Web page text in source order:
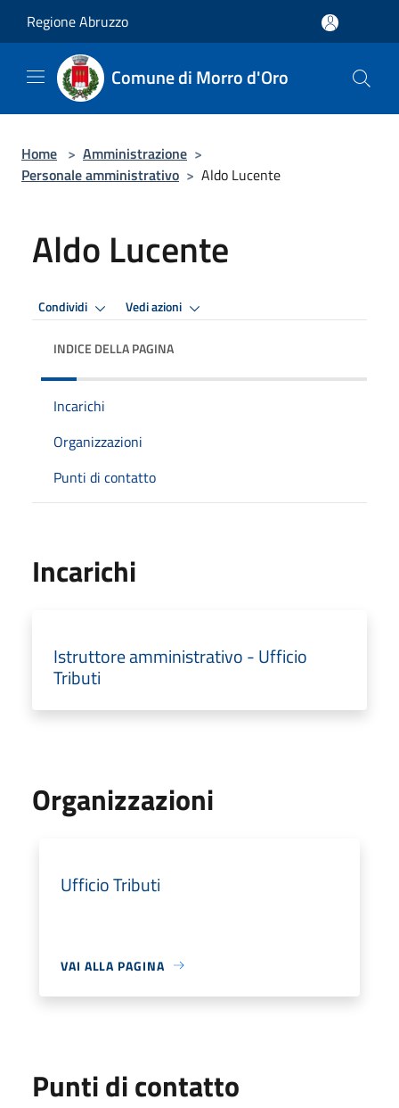
Regione Abruzzo
Comune di Morro d'Oro
Home > Amministrazione >
Personale amministrativo > Aldo Lucente
Aldo Lucente
Condividi Vedi azioni
INDICE DELLA PAGINA
Incarichi
Organizzazioni
Punti di contatto
Incarichi
Istruttore amministrativo - Ufficio
Tributi
Organizzazioni
Ufficio Tributi
VAI ALLA PAGINA
Punti di contatto